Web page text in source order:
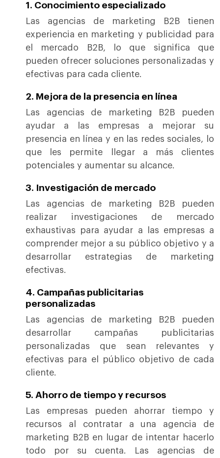
1. Conocimiento especializado
Las agencias de marketing B2B tienen
experiencia en marketing y publicidad para
el mercado B2B, lo que significa que
pueden ofrecer soluciones personalizadas y
efectivas para cada cliente.
2. Mejora de la presencia en línea
Las agencias de marketing B2B pueden
ayudar a las empresas a mejorar su
presencia en línea y en las redes sociales, lo
que les permite llegar a más clientes
potenciales y aumentar su alcance.
3. Investigación de mercado
Las agencias de marketing B2B pueden
realizar investigaciones de mercado
exhaustivas para ayudar a las empresas a
comprender mejor a su público objetivo y a
desarrollar estrategias de marketing
efectivas.
4. Campañas publicitarias
personalizadas
Las agencias de marketing B2B pueden
desarrollar campañas publicitarias
personalizadas que sean relevantes y
efectivas para el público objetivo de cada
cliente.
5. Ahorro de tiempo y recursos
Las empresas pueden ahorrar tiempo y
recursos al contratar a una agencia de
marketing B2B en lugar de intentar hacerlo
todo por su cuenta. Las agencias de